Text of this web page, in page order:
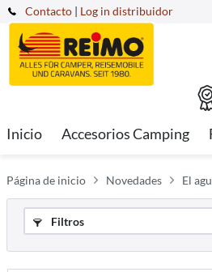
Contacto | Log in distribuidor
Inicio Accesorios Camping
Página de inicio Novedades El
Filtros